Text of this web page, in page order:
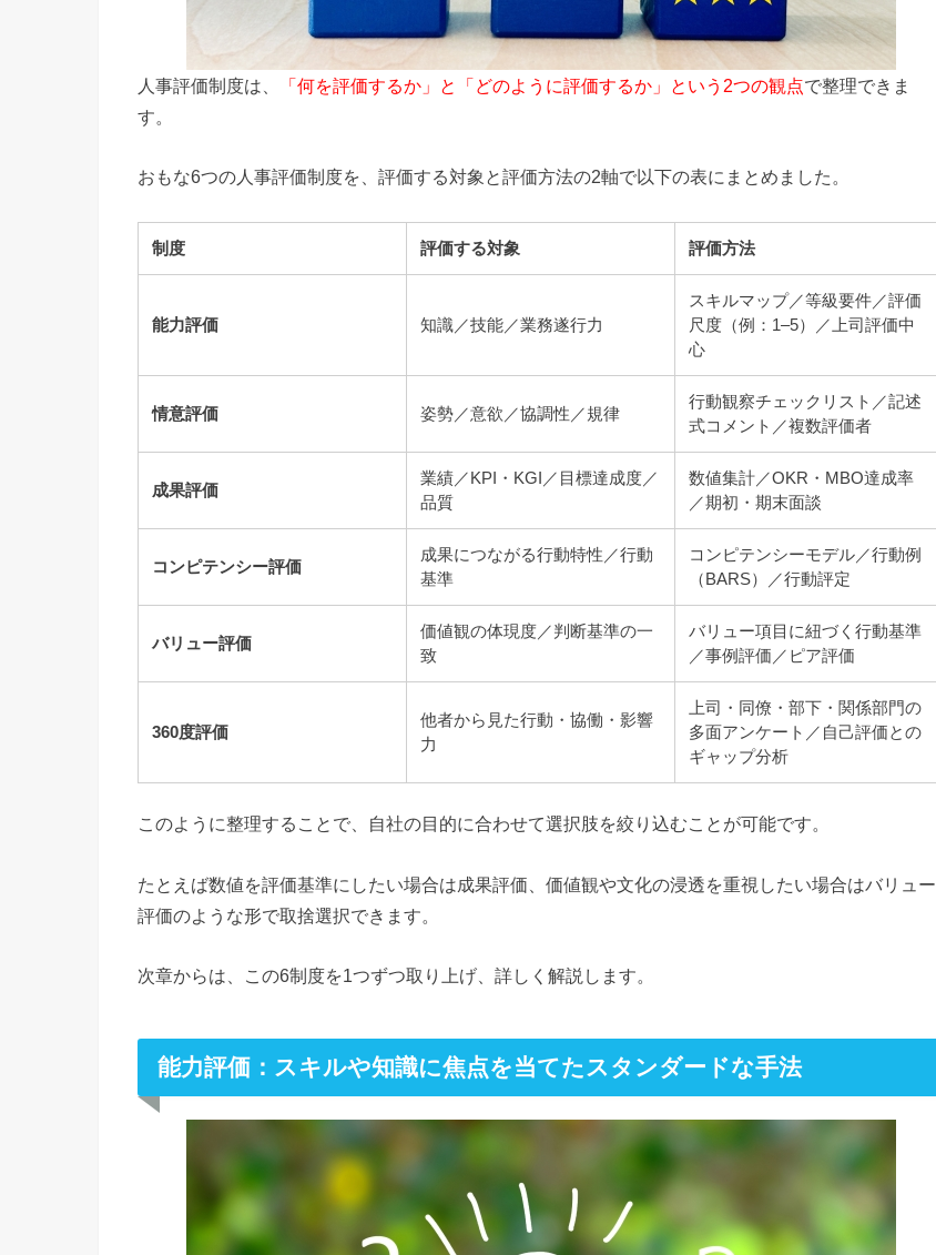
人事評価制度は、 「何を評価するか」と「どのように評価するか」という2つの観点で整理できま
す。
おもな6つの人事評価制度を、評価する対象と評価方法の2軸で以下の表にまとめました。
制度 評価する対象 評価方法
能力評価 知識／技能／業務遂行力
スキルマップ／等級要件／評価
尺度（例：1–5）／上司評価中
心
情意評価 姿勢／意欲／協調性／規律
行動観察チェックリスト／記述
式コメント／複数評価者
成果評価
業績／KPI・KGI／目標達成度／
品質
数値集計／OKR・MBO達成率
／期初・期末面談
コンピテンシー評価
成果につながる行動特性／行動
基準
コンピテンシーモデル／行動例
（BARS）／行動評定
バリュー評価
価値観の体現度／判断基準の一
致
バリュー項目に紐づく行動基準
／事例評価／ピア評価
360度評価
他者から見た行動・協働・影響
力
上司・同僚・部下・関係部門の
多面アンケート／自己評価との
ギャップ分析
このように整理することで、自社の目的に合わせて選択肢を絞り込むことが可能です。
たとえば数値を評価基準にしたい場合は成果評価、価値観や文化の浸透を重視したい場合はバリュー
評価のような形で取捨選択できます。
次章からは、この6制度を1つずつ取り上げ、詳しく解説します。
能力評価：スキルや知識に焦点を当てたスタンダードな手法